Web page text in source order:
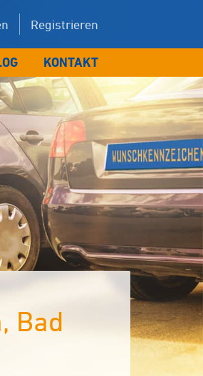
Registrieren
KONTAKT
Bad